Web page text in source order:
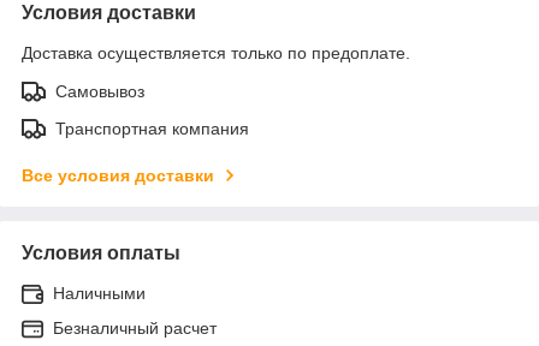
Условия доставки
Доставка осуществляется только по предоплате.
Самовывоз
Транспортная компания
Все условия доставки
Условия оплаты
Наличными
Безналичный расчет